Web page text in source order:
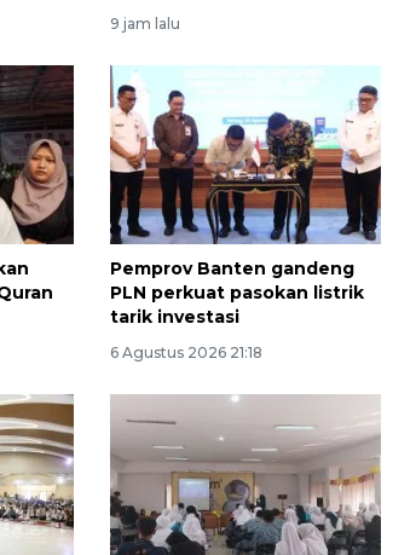
9 jam lalu
Pemprov Banten gandeng
PLN perkuat pasokan listrik
tarik investasi
6 Agustus 2026 21:18